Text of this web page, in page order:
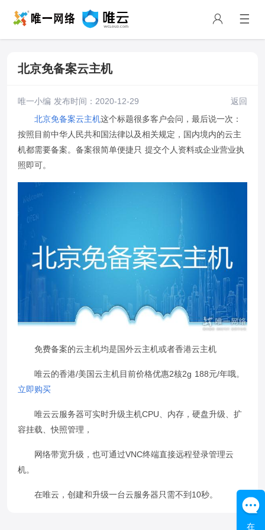
北京免备案云主机
唯一小编 发布时间：2020-12-29
返回
北京免备案云主机这个标题很多客户会问，最后说一次：
按照目前中华人民共和国法律以及相关规定，国内境内的云主
机都需要备案。备案很简单便捷只 提交个人资料或企业营业执
照即可。
免费备案的云主机均是国外云主机或者香港云主机
唯云的香港/美国云主机目前价格优惠2核2g 188元/年哦。
立即购买
唯云云服务器可实时升级主机CPU、内存，硬盘升级、扩
容挂载、快照管理，
网络带宽升级，也可通过VNC终端直接远程登录管理云
机。
在唯云，创建和升级一台云服务器只需不到10秒。
在